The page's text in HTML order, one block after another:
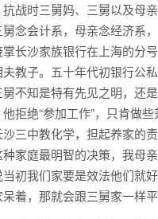
战时三舅妈、三舅以及母
念会计系，母亲念经济系
长沙家族银行在上海的分
教子。五十年代初银行公
不知是特有先见之明，还
拒绝“参加工作”，只肯做
三中教化学，担起养家的
家庭最明智的决策，我母
初我们家要是效法他们就
着，那就会跟三舅家一样平